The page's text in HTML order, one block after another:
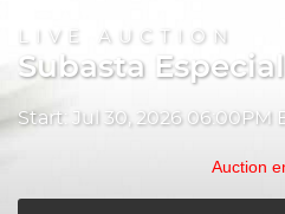
LIVE AUCTION
Subasta
Start: Jul 30, 2026 06:00PM
Auction